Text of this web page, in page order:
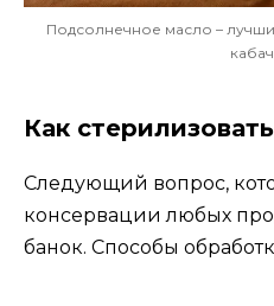
Подсолнечное масло –
Как
Следующий вопрос,
консервации любых
банок. Способы